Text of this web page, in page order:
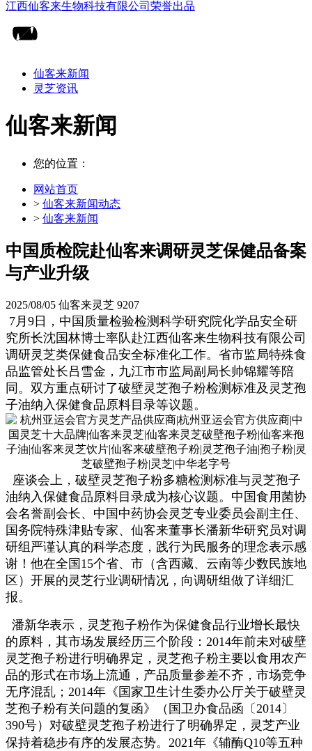
仙客来新闻
灵芝资讯
仙客来新闻
您的位置：
网站首页
> 仙客来新闻动态
> 仙客来新闻
中国质检院赴仙客来调研灵芝保健品备案
与产业升级
2025/08/05 仙客来灵芝 9207
7月9日，中国质量检验检测科学研究院化学品安全研
究所长沈国林博士率队赴江西仙客来生物科技有限公司
调研灵芝类保健食品安全标准化工作。省市监局特殊食
品监管处长吕雪金，九江市市监局副局长帅锦耀等陪
同。双方重点研讨了破壁灵芝孢子粉检测标准及灵芝孢
子油纳入保健食品原料目录等议题。
座谈会上，破壁灵芝孢子粉多糖检测标准与灵芝孢子
油纳入保健食品原料目录成为核心议题。中国食用菌协
会名誉副会长、中国中药协会灵芝专业委员会副主任、
国务院特殊津贴专家、仙客来董事长潘新华研究员对调
研组严谨认真的科学态度，践行为民服务的理念表示感
谢！他在全国 15个省、市（含西藏、云南等少数民族地
区）开展的灵芝行业调研情况，向调研组做了详细汇
报。
潘新华表示，灵芝孢子粉作为保健食品行业增长最快
的原料，其市场发展经历三个阶段： 2014年前未对破壁
灵芝孢子粉进行明确界定，灵芝孢子粉主要以食用农产
品的形式在市场上流通，产品质量参差不齐，市场竞争
无序混乱；2014年《国家卫生计生委办公厅关于破壁灵
芝孢子粉有关问题的复函》（国卫办食品函〔2014〕
390号）对破壁灵芝孢子粉进行了明确界定，灵芝产业
保持着稳步有序的发展态势。 2021年《辅酶Q10等五种